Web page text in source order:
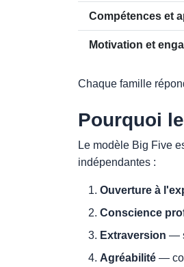
Compétences et
Motivation et
Chaque famille
Pourquoi
Le modèle Big Five
indépendantes :
Ouverture à
Conscience
Extraversion —
Agréabilité —